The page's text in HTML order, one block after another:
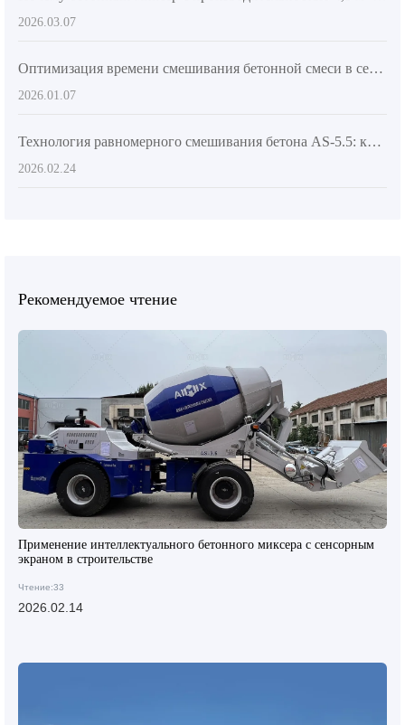
2026.03.07
Оптимизация времени смешивания бетонной смеси в сельском строительстве: как предотвратить расслоение бетона
2026.01.07
Технология равномерного смешивания бетона AS-5.5: ключ к повышению качества строительства
2026.02.24
Рекомендуемое чтение
Применение интеллектуального бетонного миксера с сенсорным
экраном в строительстве
Чтение:33
2026.02.14